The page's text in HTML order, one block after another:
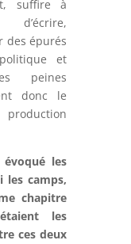
suffire à
des épurés
et
peines
donc le
les
les camps,
chapitre
les
ces deux